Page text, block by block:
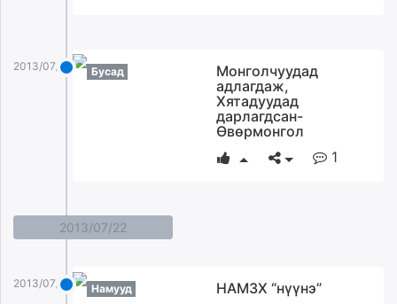
2013/07/23 Бусад
Монголчуудад
адлагдаж,
Хятадуудад
дарлагдсан-
Өвөрмонгол
1
2013/07/22
2013/07/22 Намууд
НАМЗХ “нүүнэ”